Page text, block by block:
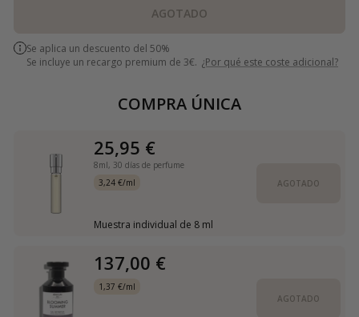
AGOTADO
Se aplica un descuento del 50%
Se incluye un recargo premium de 3€. ¿Por qué este coste adicional?
COMPRA ÚNICA
25,95 €
8ml, 30 días de perfume
3,24 €/ml
Muestra individual de 8 ml
AGOTADO
137,00 €
1,37 €/ml
AGOTADO